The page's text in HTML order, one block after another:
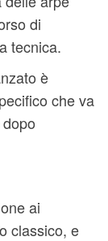
di
tecnica.
è
che va
ai
classico, e